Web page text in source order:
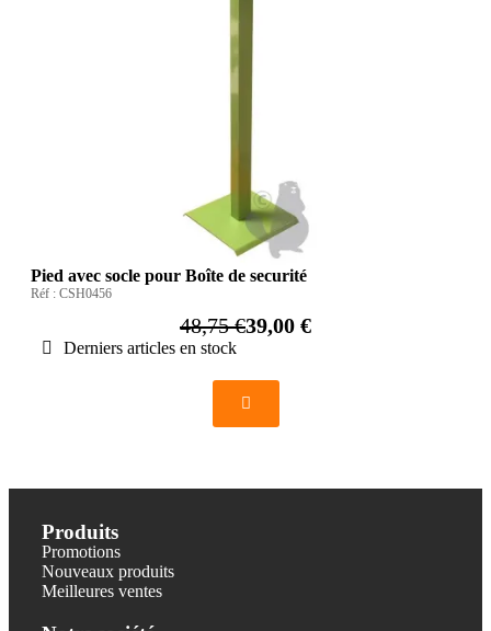
Pied avec socle pour Boîte de securité
Réf : CSH0456
48,75 €39,00 €
Derniers articles en stock
Produits
Promotions
Nouveaux produits
Meilleures ventes